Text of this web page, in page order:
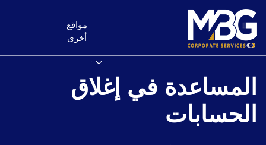
مواقع
أخرى
المساعدة في إغلاق
الحسابات